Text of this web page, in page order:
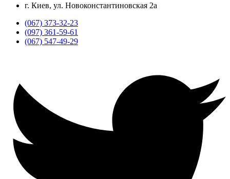
г. Киев, ул. Новоконстантиновская 2а
(067) 373-32-23
(097) 361-59-61
(067) 547-49-29